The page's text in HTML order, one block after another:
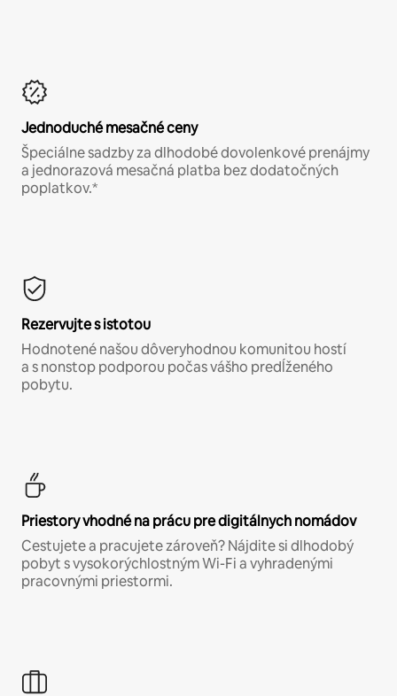
Jednoduché mesačné ceny
Špeciálne sadzby za dlhodobé dovolenkové prenájmy
a jednorazová mesačná platba bez dodatočných
poplatkov.*
Rezervujte s istotou
Hodnotené našou dôveryhodnou komunitou hostí
a s nonstop podporou počas vášho predĺženého
pobytu.
Priestory vhodné na prácu pre digitálnych nomádov
Cestujete a pracujete zároveň? Nájdite si dlhodobý
pobyt s vysokorýchlostným Wi-Fi a vyhradenými
pracovnými priestormi.